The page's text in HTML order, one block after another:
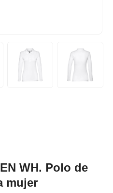
WH. Polo de
mujer